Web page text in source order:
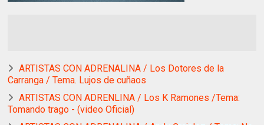
ARTISTAS CON ADRENALINA / Los Dotores de la
Carranga / Tema. Lujos de cuñaos
ARTISTAS CON ADRENLINA / Los K Ramones /Tema:
Tomando trago - (video Oficial)